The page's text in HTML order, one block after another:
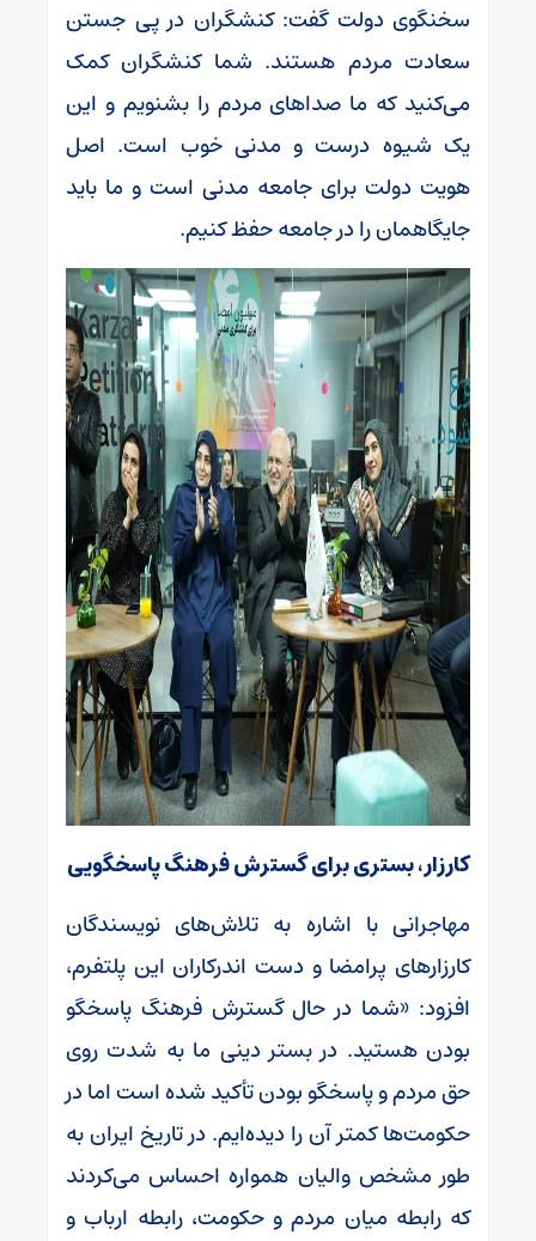
سخنگوی دولت گفت: کنشگران در پی جستن
سعادت مردم هستند. شما کنشگران کمک
می‌کنید که ما صداهای مردم را بشنویم و این
یک شیوه درست و مدنی خوب است. اصل
هویت دولت برای جامعه مدنی است و ما باید
جایگاهمان را در جامعه حفظ کنیم.
کارزار، بستری برای گسترش فرهنگ پاسخگویی
مهاجرانی با اشاره به تلاش‌های نویسندگان
کارزارهای پرامضا و دست اندرکاران این پلتفرم،
افزود: «شما در حال گسترش فرهنگ پاسخگو
بودن هستید. در بستر دینی ما به شدت روی
حق مردم و پاسخگو بودن تأکید شده است اما در
حکومت‌ها کمتر آن را دیده‌ایم. در تاریخ ایران به
طور مشخص والیان همواره احساس می‌کردند
که رابطه میان مردم و حکومت،‌ رابطه ارباب و